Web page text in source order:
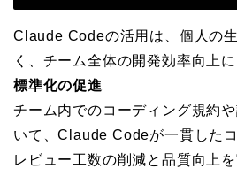
Claude Codeの活用は、個人の
く、チーム全体の開発効率向上に
標準化の促進
チーム内でのコーディング規約
いて、Claude Codeが一貫した
レビュー工数の削減と品質向上を